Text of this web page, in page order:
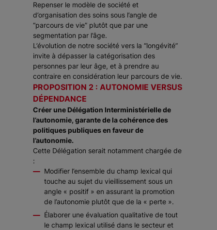
Repenser le modèle de société et
d’organisation des soins sous l’angle de
“parcours de vie” plutôt que par une
segmentation par l’âge.
L’évolution de notre société vers la “longévité”
invite à dépasser la catégorisation des
personnes par leur âge, et à prendre au
contraire en considération leur parcours de vie.
PROPOSITION 2 : AUTONOMIE VERSUS
DÉPENDANCE
Créer une Délégation Interministérielle de
l’autonomie, garante de la cohérence des
politiques publiques en faveur de
l’autonomie.
Cette Délégation serait notamment chargée de
:
Modifier l’ensemble du champ lexical qui
touche au sujet du vieillissement sous un
angle « positif » en assurant la promotion
de l’autonomie plutôt que de la « perte ».
Élaborer une évaluation qualitative de tout
le champ lexical utilisé dans le secteur et